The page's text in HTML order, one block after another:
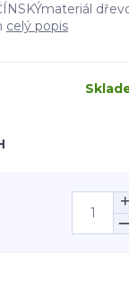
celý popis